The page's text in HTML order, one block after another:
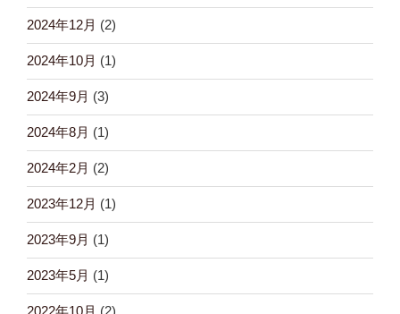
2024年12月 (2)
2024年10月 (1)
2024年9月 (3)
2024年8月 (1)
2024年2月 (2)
2023年12月 (1)
2023年9月 (1)
2023年5月 (1)